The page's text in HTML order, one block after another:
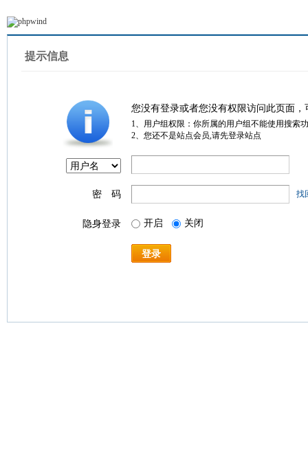
提示信息
您没有登录或者您没有权限访问此页面
1、用户组权限：你所属的用户组不能使用搜索
2、您还不是站点会员,请先登录站点
密 码 找
隐身登录 开启 关闭
登录